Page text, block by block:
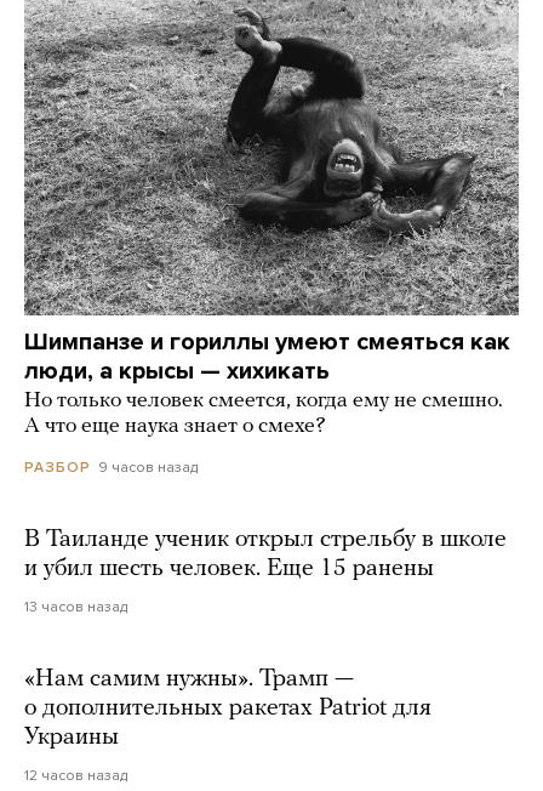
Шимпанзе и гориллы умеют смеяться как
люди, а крысы — хихикать
Но только человек смеется, когда ему не смешно.
А что еще наука знает о смехе?
РАЗБОР 9 часов назад
В Таиланде ученик открыл стрельбу в школе
и убил шесть человек. Еще 15 ранены
13 часов назад
«Нам самим нужны». Трамп —
о дополнительных ракетах Patriot для
Украины
12 часов назад